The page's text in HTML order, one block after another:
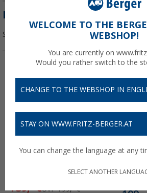
DYNAVIN
Sortieren:
Navigationssystem 10,1
739,- €UVP799,- €
WELCOME TO THE
WEBSHOP!
You are currently on
Would you rather switch to the
CHANGE TO THE WEBSHOP IN
STAY ON WWW.FRITZ-BERGER.AT
You can change the language at any
SELECT ANOTHER